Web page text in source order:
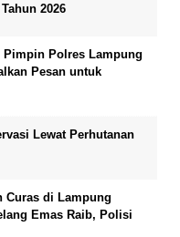
2026
Pimpin Polres Lampung
Pesan untuk
Lewat Perhutanan
Curas di Lampung
Emas Raib, Polisi